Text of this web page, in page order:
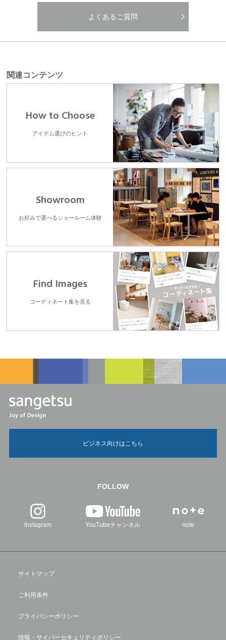
よくあるご質問
関連コンテンツ
How to Choose
アイテム選びのヒント
Showroom
お好みで選べるショールーム体験
Find Images
コーディネート集を見る
ビジネス向けはこちら
FOLLOW
Instagram YouTubeチャンネル note
サイトマップ
ご利用条件
プライバシーポリシー
情報・サイバーセキュリティポリシー